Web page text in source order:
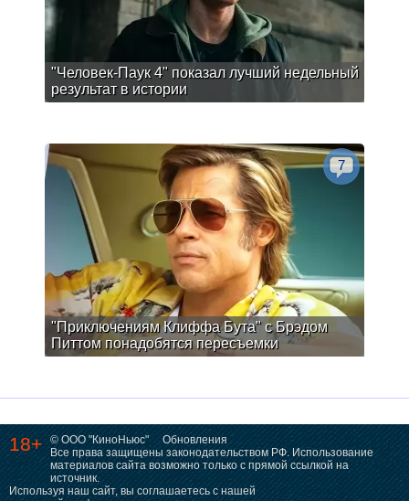
"Человек-Паук 4" показал лучший недельный
результат в истории
"Приключениям Клиффа Бута" с Брэдом
Питтом понадобятся пересъемки
7
18+ © ООО "КиноНьюс"
Обновления
Все права защищены законодательством РФ. Использование
материалов сайта возможно только с прямой ссылкой на
источник.
Используя наш сайт, вы соглашаетесь с нашей